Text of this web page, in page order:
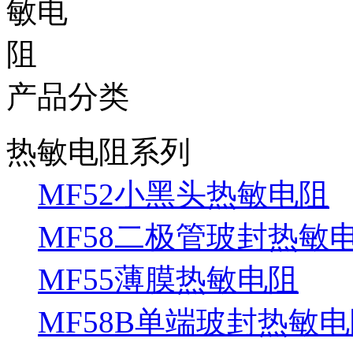
产品分类
热敏电阻系列
MF52小黑头热敏电阻
MF58二极管玻封热敏
MF55薄膜热敏电阻
MF58B单端玻封热敏